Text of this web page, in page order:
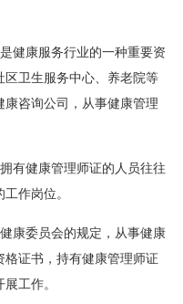
健康服务行业的一种重要资
区卫生服务中心、养老院等
咨询公司，从事健康管理
有健康管理师证的人员往往
作岗位。
康委员会的规定，从事健康
证书，持有健康管理师证
工作。